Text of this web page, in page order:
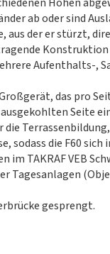
ab oder sind
aus der er stürzt,
Konstruktion
Aufenthalts-,
das pro
Seite
sodass die F60
im TAKRAF VEB
Tagesanlagen
gesprengt.